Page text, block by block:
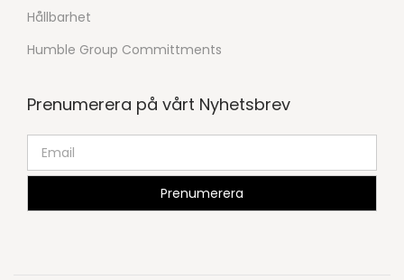
Hållbarhet
Humble Group Committments
Prenumerera på vårt Nyhetsbrev